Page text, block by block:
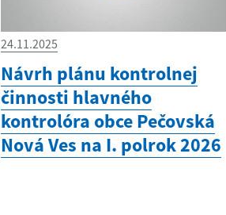
24.11.2025
Návrh plánu kontrolnej
činnosti hlavného
kontrolóra obce Pečovská
Nová Ves na I. polrok 2026